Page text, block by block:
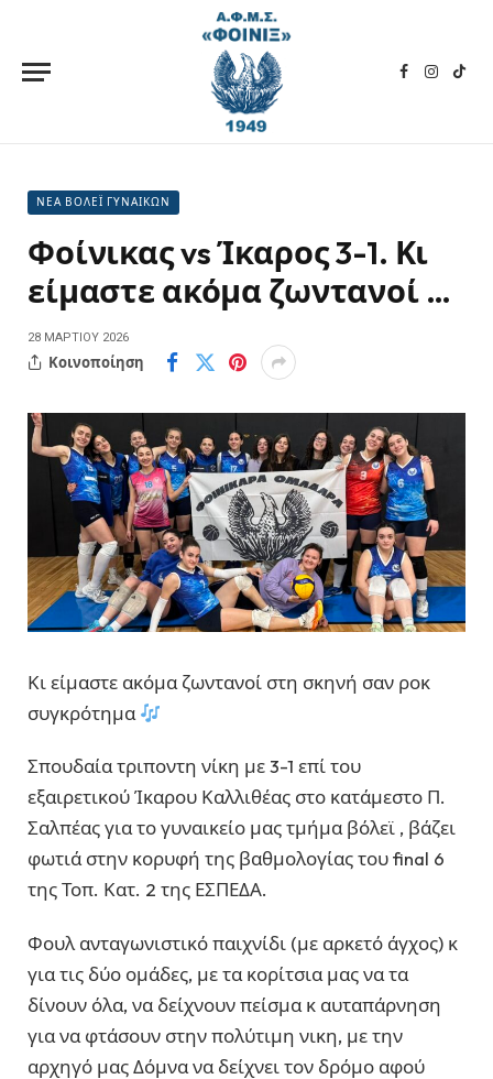
Facebook
ΝΕΑ ΒΟΛΕΪ ΓΥΝΑΙΚΩΝ
Φοίνικας vs Ίκαρος 3-1. Κι
είμαστε ακόμα ζωντανοί …
28 ΜΑΡΤΊΟΥ 2026
Κοινοποίηση
Κι είμαστε ακόμα ζωντανοί στη σκηνή σαν ροκ
συγκρότημα
Σπουδαία τριποντη νίκη με 3-1 επί του
εξαιρετικού Ίκαρου Καλλιθέας στο κατάμεστο Π.
Σαλπέας για το γυναικείο μας τμήμα βόλεϊ , βάζει
φωτιά στην κορυφή της βαθμολογίας του final 6
της Τοπ. Κατ. 2 της ΕΣΠΕΔΑ.
Φουλ ανταγωνιστικό παιχνίδι (με αρκετό άγχος) κ
για τις δύο ομάδες, με τα κορίτσια μας να τα
δίνουν όλα, να δείχνουν πείσμα κ αυταπάρνηση
για να φτάσουν στην πολύτιμη νικη, με την
αρχηγό μας Δόμνα να δείχνει τον δρόμο αφού